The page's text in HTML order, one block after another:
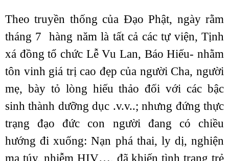
Theo truyền thống của Đạo Phật, ngày rằm
tháng 7 hàng năm là tất cả các tự viện, Tịnh
xá đồng tổ chức Lễ Vu Lan, Báo Hiếu- nhằm
tôn vinh giá trị cao đẹp của người Cha, người
mẹ, bày tỏ lòng hiếu thảo đối với các bậc
sinh thành dưỡng dục .v.v..; nhưng đứng thực
trạng đạo đức con người đang có chiều
hướng đi xuống: Nạn phá thai, ly dị, nghiện
ma túy, nhiễm HIV…, đã khiến tình trạng trẻ